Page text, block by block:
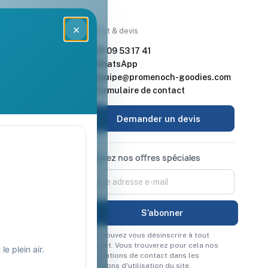
×
plein air.
Contact & devis
06 09 53 17 41
WhatsApp
equipe@promenoch-goodies.com
Formulaire de contact
Demander un devis
Recevez nos offres spéciales
Vous pouvez vous désinscrire à tout
moment. Vous trouverez pour cela nos
informations de contact dans les
conditions d'utilisation du site.